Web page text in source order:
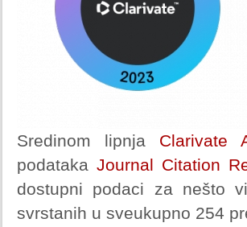
Sredinom lipnja Clarivate
podataka Journal Citation
dostupni podaci za nešto
svrstanih u sveukupno 254